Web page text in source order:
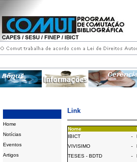
Home
Notícias
Eventos
Artigos
Link
Nome
IBICT
-
VIVISIMO
-
TESES - BDTD
-